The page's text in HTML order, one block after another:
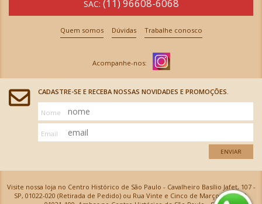
SAC: (11) 96608-6068
Quem somos Dúvidas Trabalhe conosco
CADASTRE-SE E RECEBA NOSSAS NOVIDADES E PROMOÇÕES.
Nome
Email
ENVIAR
Visite nossa loja no Centro Histórico de São Paulo - Cavalheiro Basílio Jafet, 107 -
SP, 01022-020 (Retirada de Pedido) ou Rua Vinte e Cinco de Março, 576 - SP,